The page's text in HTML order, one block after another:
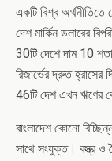
একটি বিশ্ব
দেশ মার্কিন ডলারের
30টি দেশে দাম 10
রিজার্ভের দ্রুত হ্রাসের
46টি দেশ এখন ঋণের
বাংলাদেশ কোনো
সাথে সংযুক্ত। বস্ত্র ও